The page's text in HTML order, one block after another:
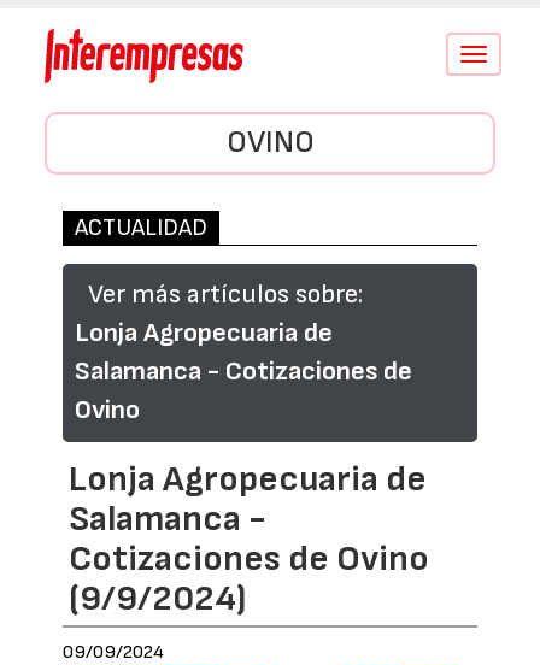
Conmutar
OVINO
ACTUALIDAD
Ver más artículos sobre:
Lonja Agropecuaria de
Salamanca - Cotizaciones de
Ovino
Lonja Agropecuaria de
Salamanca -
Cotizaciones de Ovino
(9/9/2024)
09/09/2024